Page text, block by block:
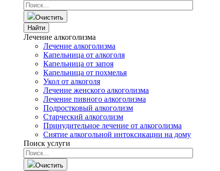
Очистить
Найти
Лечение алкоголизма
Лечение алкоголизма
Капельница от алкоголя
Капельница от запоя
Капельница от похмелья
Укол от алкоголя
Лечение женского алкоголизма
Лечение пивного алкоголизма
Подростковый алкоголизм
Старческий алкоголизм
Принудительное лечение от алкоголизма
Снятие алкогольной интоксикации на дому
Поиск услуги
Очистить